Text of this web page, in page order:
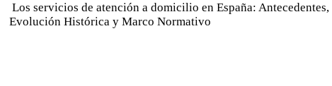
Los servicios de atención a domicilio en España: Antecedentes,
Evolución Histórica y Marco Normativo